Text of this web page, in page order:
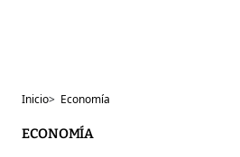
Inicio> Economía
ECONOMÍA